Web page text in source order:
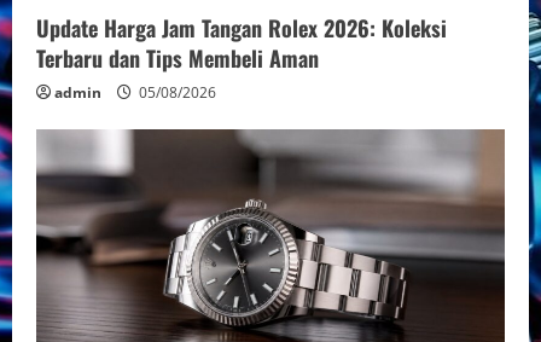
Update Harga Jam Tangan Rolex 2026: Koleksi
Terbaru dan Tips Membeli Aman
admin 05/08/2026